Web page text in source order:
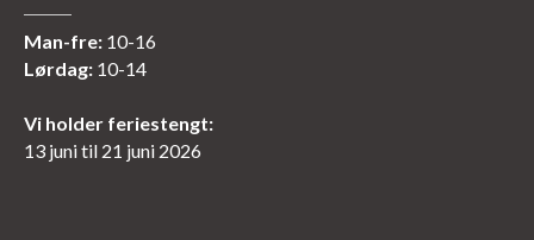
Man-fre: 10-16
Lørdag: 10-14
Vi holder feriestengt:
13 juni til 21 juni 2026